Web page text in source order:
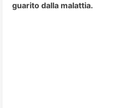
guarito dalla malattia.